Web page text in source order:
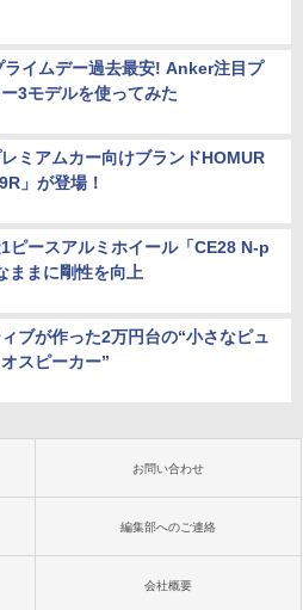
イムデー過去最安! Anker注目プ
3モデルを使ってみた
ミアムカー向けブランドHOMUR
」が登場！
ピースアルミホイール「CE28 N-p
ままに剛性を向上
ブが作った2万円台の“小さなピュ
スピーカー”
お問い合わせ
編集部へのご連絡
会社概要